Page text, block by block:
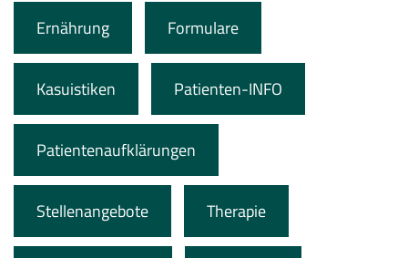
Ernährung Formulare
Kasuistiken Patienten-INFO
Patientenaufklärungen
Stellenangebote Therapie